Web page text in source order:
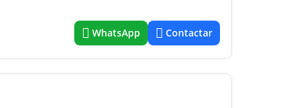
WhatsApp Contactar